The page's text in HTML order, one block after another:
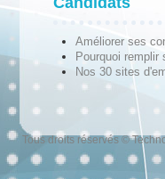
Améliorer ses
Pourquoi remplir
Nos 30 sites
Tous droits réservés ©